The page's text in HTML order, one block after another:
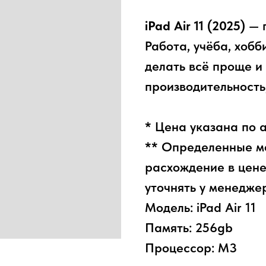
iPad Air 11 (2025) —
Работа, учёба,
делать всё проще
* Цена указана по
** Определенные
расхождение в
уточнять у
Модель: iPad Air 11
Память: 256gb
Процессор: M3